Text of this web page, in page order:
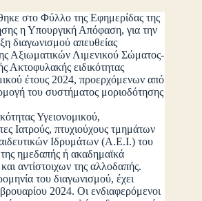
στο Φύλλο της Εφημερίδας της
η Υπουργική Απόφαση, για την
διαγωνισμού απευθείας
Αξιωματικών Λιμενικού Σώματος-
Ακτοφυλακής ειδικότητας
έτους 2024, προερχόμενων από
του συστήματος μοριοδότησης
Υγειονομικού,
Ιατρούς, πτυχιούχους τμημάτων
Ιδρυμάτων (Α.Ε.Ι.) του
ημεδαπής ή ακαδημαϊκά
αντίστοιχων της αλλοδαπής.
του διαγωνισμού, έχει
2024. Οι ενδιαφερόμενοι